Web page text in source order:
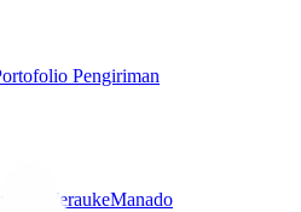
Pengiriman
MeraukeManado